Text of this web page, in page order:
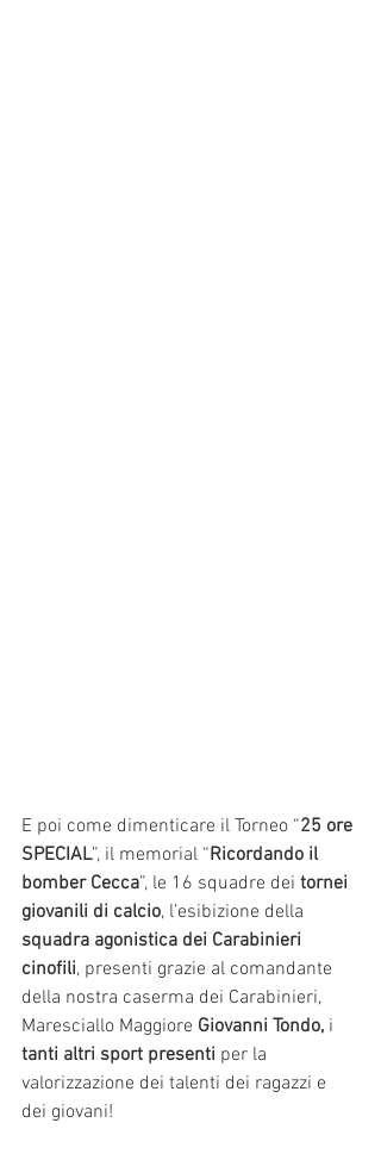
E poi come dimenticare il Torneo “25 ore
SPECIAL”, il memorial “Ricordando il
bomber Cecca”, le 16 squadre dei tornei
giovanili di calcio, l’esibizione della
squadra agonistica dei Carabinieri
cinofili, presenti grazie al comandante
della nostra caserma dei Carabinieri,
Maresciallo Maggiore Giovanni Tondo, i
tanti altri sport presenti per la
valorizzazione dei talenti dei ragazzi e
dei giovani!